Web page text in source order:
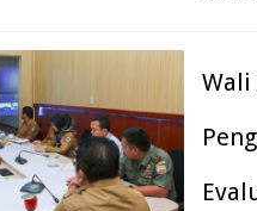
Wali